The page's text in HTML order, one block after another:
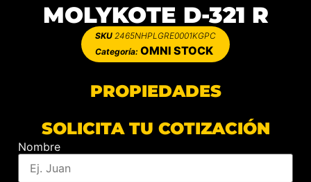
MOLYKOTE D-321 R
SKU 2465NHPLGRE0001KGPC
Categoría: OMNI STOCK
PROPIEDADES
SOLICITA TU COTIZACIÓN
Nombre